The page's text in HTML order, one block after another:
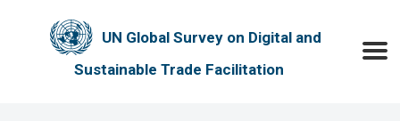
UN Global Survey on Digital and
Sustainable Trade Facilitation